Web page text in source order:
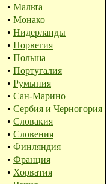
• Мальта
• Монако
• Нидерланды
• Норвегия
• Польша
• Португалия
• Румыния
• Сан-Марино
• Сербия и Черногория
• Словакия
• Словения
• Финляндия
• Франция
• Хорватия